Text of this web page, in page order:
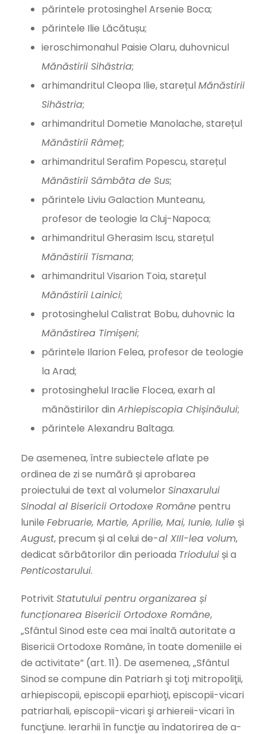
părintele protosinghel Arsenie Boca;
părintele Ilie Lăcătușu;
ieroschimonahul Paisie Olaru, duhovnicul
Mănăstirii Sihăstria;
arhimandritul Cleopa Ilie, starețul Mănăstirii
Sihăstria;
arhimandritul Dometie Manolache, starețul
Mănăstirii Râmeț;
arhimandritul Serafim Popescu, starețul
Mănăstirii Sâmbăta de Sus;
părintele Liviu Galaction Munteanu,
profesor de teologie la Cluj-Napoca;
arhimandritul Gherasim Iscu, starețul
Mănăstirii Tismana;
arhimandritul Visarion Toia, starețul
Mănăstirii Lainici;
protosinghelul Calistrat Bobu, duhovnic la
Mănăstirea Timișeni;
părintele Ilarion Felea, profesor de teologie
la Arad;
protosinghelul Iraclie Flocea, exarh al
mănăstirilor din Arhiepiscopia Chișinăului;
părintele Alexandru Baltaga.
De asemenea, între subiectele aflate pe
ordinea de zi se numără și aprobarea
proiectului de text al volumelorSinaxarului
Sinodal al Bisericii Ortodoxe Române pentru
lunile Februarie, Martie, Aprilie, Mai, Iunie, Iulie și
August, precum și al celui de-al XIII-lea volum,
dedicat sărbătorilor din perioada Triodului și a
Penticostarului.
Potrivit Statutului pentru organizarea și
funcționarea Bisericii Ortodoxe Române,
„Sfântul Sinod este cea mai înaltă autoritate a
Bisericii Ortodoxe Române, în toate domeniile ei
de activitate” (art. 11). De asemenea, „Sfântul
Sinod se compune din Patriarh şi toţi mitropoliţii,
arhiepiscopii, episcopii eparhioţi, episcopii-vicari
patriarhali, episcopii-vicari şi arhiereii-vicari în
funcţiune. Ierarhii în funcţie au îndatorirea de a-